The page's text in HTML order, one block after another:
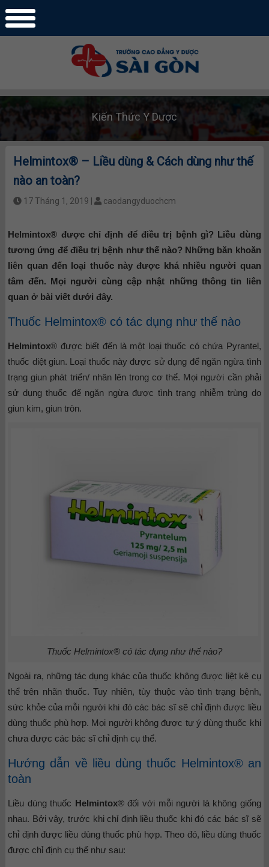
Kiến Thức Y Dược
Helmintox® – Liều dùng & Cách dùng như thế
nào an toàn?
17 Tháng 1, 2019 | caodangyduochcm
Helmintox® được chỉ định để điều trị bệnh gì? Liều dùng
tương ứng để điều trị bệnh như thế nào? Những băn khoăn
liên quan đến loại thuốc này được khá nhiều người quan
tâm đến. Mọi người cùng cập nhật những thông tin liên
quan ở bài viết dưới đây.
Thuốc Helmintox® có tác dụng như thế nào
Helmintox® được biết đến là một loại thuốc có chứa Pyrantel,
thuốc diệt giun. Loại thuốc này được sử dụng để ngăn ngừa tình
trạng giun phát triển/ nhân lên trong cơ thể. Mọi người cần phải
sử dụng thuốc để ngăn ngừa được tình trạng nhiễm trùng do
giun kim, giun tròn.
Thuốc Helmintox® có tác dụng như thế nào?
Ngoài ra, những tác dụng khác của thuốc không được liệt kê cụ
thể trên nhãn thuốc. Tuy nhiên, tùy thuộc vào tình trạng bệnh,
sức khỏe của mỗi người khi đó các bác sĩ sẽ chỉ định được liều
dùng thuốc phù hợp. Mọi người không được tự ý dùng thuốc khi
chưa được các bác sĩ chỉ định cụ thể.
Hướng dẫn về liều dùng thuốc Helmintox® an
toàn
Liều dùng thuốc Helmintox® đối với mỗi người là không giống
nhau. Bởi vậy, trước khi chỉ định liều thuốc khi đó các bác sĩ sẽ
chỉ định được liều dùng thuốc phù hợp. Theo đó, liều dùng thuốc
được chỉ định cụ thể như sau: